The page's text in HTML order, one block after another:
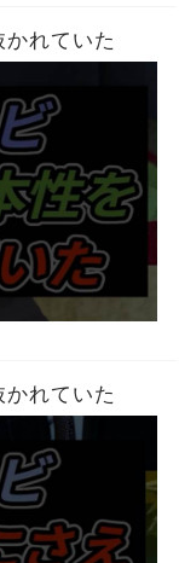
れていた
れていた